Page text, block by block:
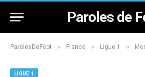
Paroles de
ParolesDeFoot » France » Ligue 1 »
LIGUE 1